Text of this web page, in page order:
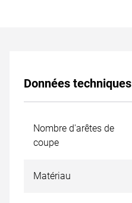
Données techniques
Nombre d'arêtes de
coupe
Matériau